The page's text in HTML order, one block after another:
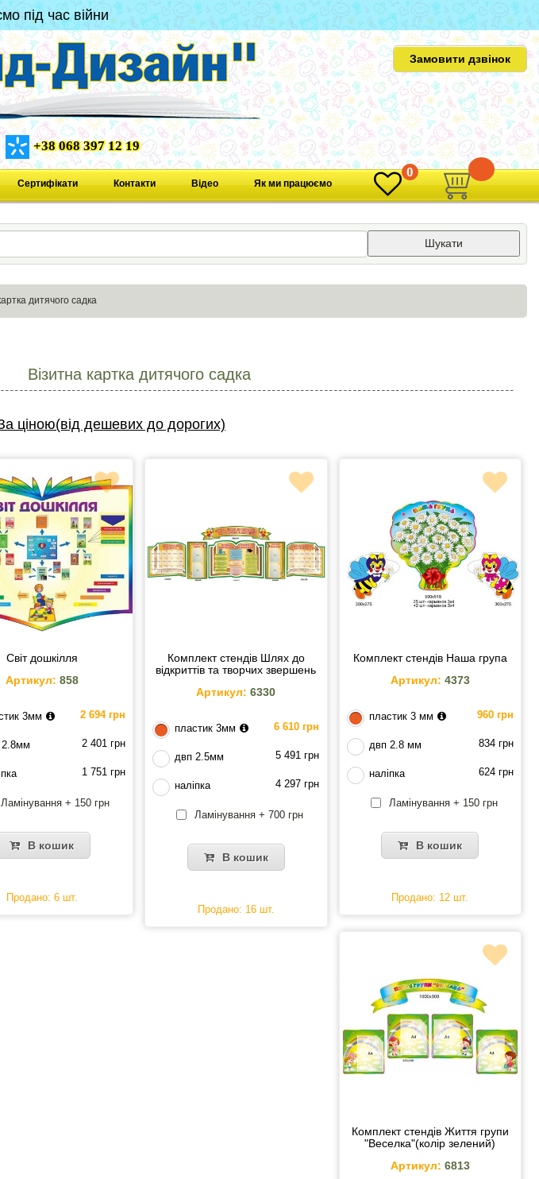
під час війни
Замовити дзвінок
+38 068 397 12 19
Сертифікати Контакти Відео Як ми працюємо
0
Шукати
дитячого садка
Візитна картка дитячого садка
ціною(від дешевих до дорогих)
Світ дошкілля
Артикул: 858
3мм 2 694 грн
2.8мм 2 401 грн
1 751 грн
Ламінування + 150 грн
В кошик
Продано: 6 шт.
Комплект стендів Шлях до
відкриттів та творчих звершень
Артикул: 6330
пластик 3мм 6 610 грн
двп 2.5мм 5 491 грн
наліпка 4 297 грн
Ламінування + 700 грн
В кошик
Продано: 16 шт.
Комплект стендів Наша група
Артикул: 4373
пластик 3 мм 960 грн
двп 2.8 мм 834 грн
наліпка 624 грн
Ламінування + 150 грн
В кошик
Продано: 12 шт.
Комплект стендів Життя групи
"Веселка"(колір зелений)
Артикул: 6813